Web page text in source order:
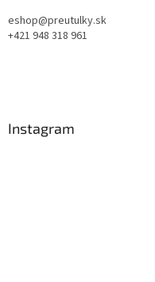
eshop@preutulky.sk
+421 948 318 961
Instagram